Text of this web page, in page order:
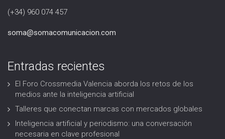
(+34) 960 074 457
soma@somacomunicacion.com
Entradas recientes
El Foro Crossmedia Valencia aborda los retos de los
medios ante la inteligencia artificial
Talleres que conectan marcas con mercados globales
Inteligencia artificial y periodismo: una conversación
necesaria en clave profesional